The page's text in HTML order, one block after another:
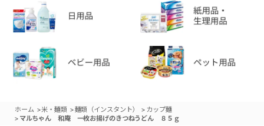
ホーム >米・麺類 >麺類（インスタント） > カップ麺
> マルちゃん 和庵 一枚お揚げのきつねうどん ８５ｇ